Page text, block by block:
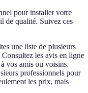
pour installer votre
de qualité. Suivez ces
une liste de plusieurs
les avis en ligne
vos amis ou voisins.
professionnels pour
les prix, mais